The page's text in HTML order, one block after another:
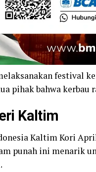
festival
pihak bahwa
Kaltim
Kaltim Kori
punah ini menarik